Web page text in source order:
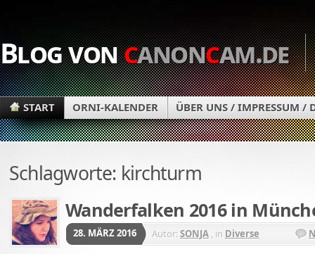
Blog voncanoncam.de
START ORNI-KALENDER ÜBER UNS / IMPRESSUM /
Schlagworte: kirchturm
Wanderfalken 2016 in
28. MÄRZ 2016 Autor:SONJA , in Diverse